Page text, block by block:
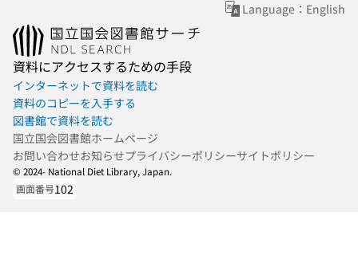
Language：English
資料にアクセスするための手段
インターネットで資料を読む
資料のコピーを入手する
図書館で資料を読む
国立国会図書館ホームページ
お問い合わせお知らせプライバシーポリシーサイトポリシー
© 2024- National Diet Library, Japan.
画面番号102